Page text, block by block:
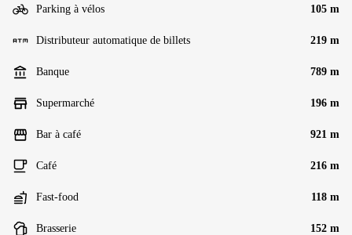
Parking à vélos 105 m
Distributeur automatique de billets 219 m
Banque 789 m
Supermarché 196 m
Bar à café 921 m
Café 216 m
Fast-food 118 m
Brasserie 152 m